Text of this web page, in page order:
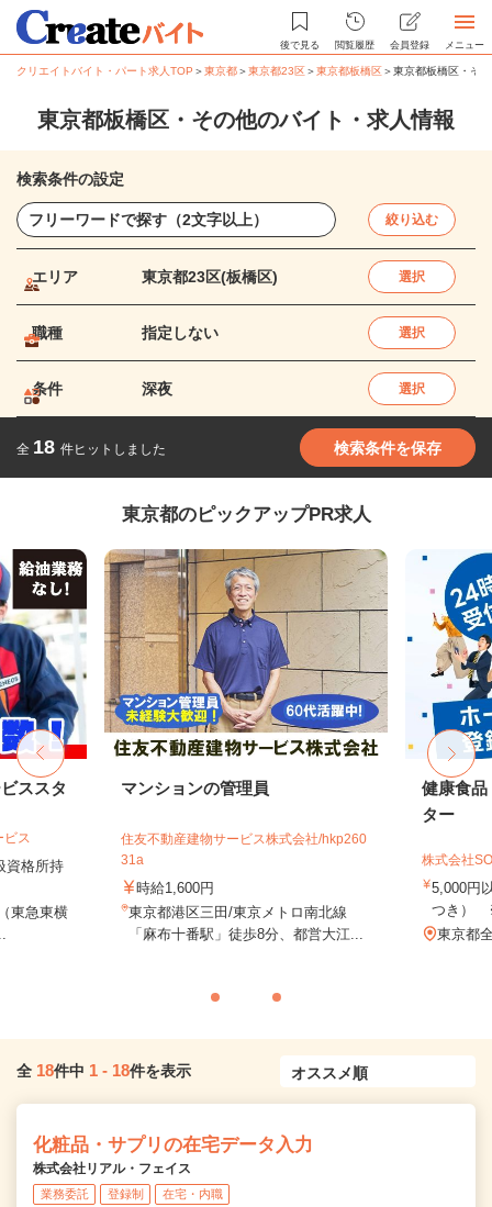
後で見る 閲覧履歴 会員登録 メニュー
クリエイトバイト・パート求人TOP ＞東京都＞東京都23区＞東京都板橋区＞東京都板橋区・そ
東京都板橋区・その他のバイト・求人情報
検索条件の設定
絞り込む
エリア 東京都23区(板橋区) 選択
職種 指定しない 選択
条件 深夜 選択
全 18 件ヒットしました 検索条件を保存
東京都のピックアップPR求人
ススタ
ス
格所持
東急東横
マンションの管理員
住友不動産建物サービス株式会社/hkp260
31a
時給1,600円
東京都港区三田/東京メトロ南北線
「麻布十番駅」徒歩8分、都営大江...
健康食品
ター
株式会社
5,000円
つき）
東京都
全 18件中 1 - 18件を表示
化粧品・サプリの在宅データ入力
株式会社リアル・フェイス
業務委託 登録制 在宅・内職